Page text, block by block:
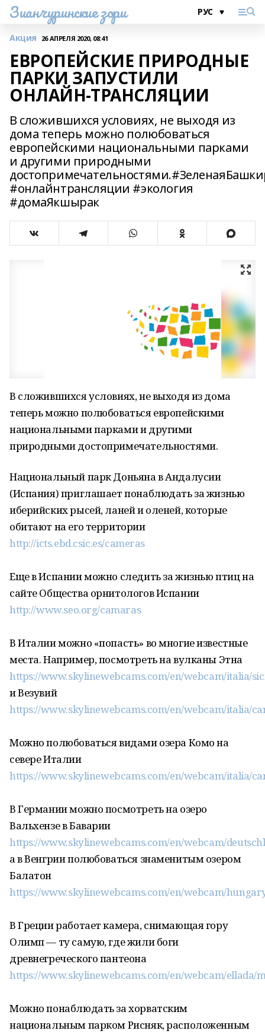
Зианчуринские зори
Акция 26 АПРЕЛЯ 2020, 08:41
ЕВРОПЕЙСКИЕ ПРИРОДНЫЕ
ПАРКИ ЗАПУСТИЛИ
ОНЛАЙН-ТРАНСЛЯЦИИ
В сложившихся условиях, не выходя из
дома теперь можно полюбоваться
европейскими национальными парками
и другими природными
#онлайнтрансляции #экология
#домаЯкшырак
В сложившихся условиях, не выходя из дома
теперь можно полюбоваться европейскими
национальными парками и другими
природными достопримечательностями.
Национальный парк Доньяна в Андалусии
(Испания) приглашает понаблюдать за жизнью
иберийских рысей, ланей и оленей, которые
обитают на его территории
http://icts.ebd.csic.es/cameras
Еще в Испании можно следить за жизнью птиц на
сайте Общества орнитологов Испании
http://www.seo.org/camaras
В Италии можно «попасть» во многие известные
места. Например, посмотреть на вулканы Этна
https://www.skylinewebcams.com/en/webcam/italia/
и Везувий
https://www.skylinewebcams.com/en/webcam/italia/
Можно полюбоваться видами озера Комо на
севере Италии
https://www.skylinewebcams.com/en/webcam/italia/
В Германии можно посмотреть на озеро
Вальхензе в Баварии
https://www.skylinewebcams.com/en/webcam/
а в Венгрии полюбоваться знаменитым озером
Балатон
https://www.skylinewebcams.com/en/webcam/
В Греции работает камера, снимающая гору
Олимп — ту самую, где жили боги
древнегреческого пантеона
https://www.skylinewebcams.com/en/webcam/ellada/
Можно понаблюдать за хорватским
национальным парком Рисняк, расположенным